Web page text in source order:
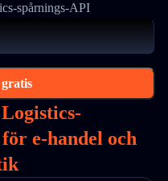
spårnings-API
e-handel och